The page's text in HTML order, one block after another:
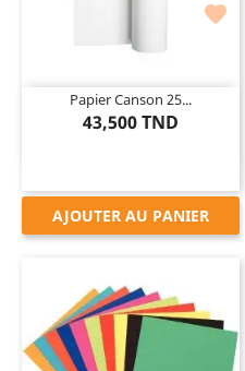

Papier Canson 25...
43,500 TND
AJOUTER AU PANIER